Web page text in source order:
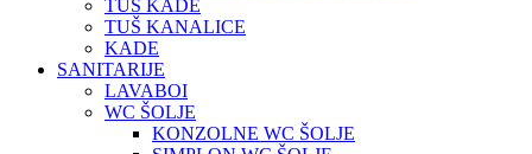
TUŠ KADE
TUŠ KANALICE
KADE
SANITARIJE
LAVABOI
WC ŠOLJE
KONZOLNE WC ŠOLJE